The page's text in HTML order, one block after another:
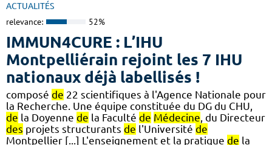
ACTUALITÉS
relevance: 52%
IMMUN4CURE : L’IHU
Montpelliérain rejoint les 7 IHU
nationaux déjà labellisés !
composé de 22 scientifiques à l'Agence Nationale pour
la Recherche. Une équipe constituée du DG du CHU,
de la Doyenne de la Faculté de Médecine, du Directeur
des projets structurants de l'Université de
Montpellier [...] L'enseignement et la pratique de la